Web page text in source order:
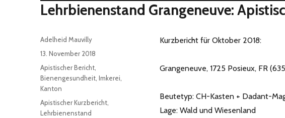
Lehrbienenstand Grangeneuve:
Kurzbericht für Oktober 2018:
Grangeneuve, 1725 Posieux, FR
Beutetyp: CH-Kasten + Dadant-
Lage: Wald und Wiesenland
Autor
Adelheid Mauvilly
Veröffentlicht
am
13. November 2018
Kategorien
Apistischer Bericht,
Bienengesundheit,Imkerei,
Kanton
Schlagwörter
Apistischer Kurzbericht,
Lehrbienenstand